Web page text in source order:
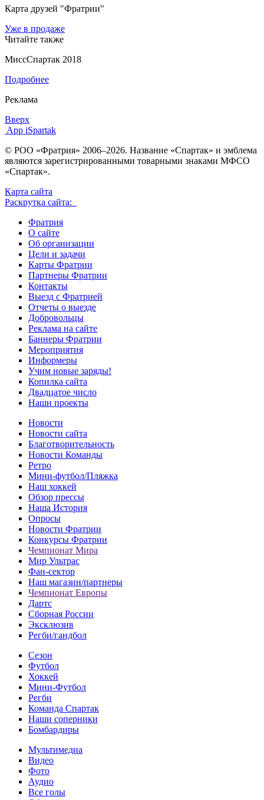
Карта друзей "Фратрии"
Уже в продаже
Читайте также
МиссСпартак 2018
Подробнее
Реклама
Вверх
App iSpartak
© РОО «Фратрия» 2006–2026. Название «Спартак» и эмблема
являются зарегистрированными товарными знаками МФСО
«Спартак».
Карта сайта
Раскрутка сайта:
Фратрия
О сайте
Об организации
Цели и задачи
Карты Фратрии
Партнеры Фратрии
Контакты
Выезд с Фратрией
Отчеты о выезде
Добровольцы
Реклама на сайте
Баннеры Фратрии
Мероприятия
Информеры
Учим новые заряды!
Копилка сайта
Двадцатое число
Наши проекты
Новости
Новости сайта
Благотворительность
Новости Команды
Ретро
Мини-футбол/Пляжка
Наш хоккей
Обзор прессы
Наша История
Опросы
Новости Фратрии
Конкурсы Фратрии
Чемпионат Мира
Мир Ультрас
Фан-cектор
Наш магазин/партнеры
Чемпионат Европы
Дартс
Сборная России
Эксклюзив
Регби/гандбол
Сезон
Футбол
Хоккей
Мини-Футбол
Регби
Команда Спартак
Наши соперники
Бомбардиры
Мультимедиа
Видео
Фото
Аудио
Все голы